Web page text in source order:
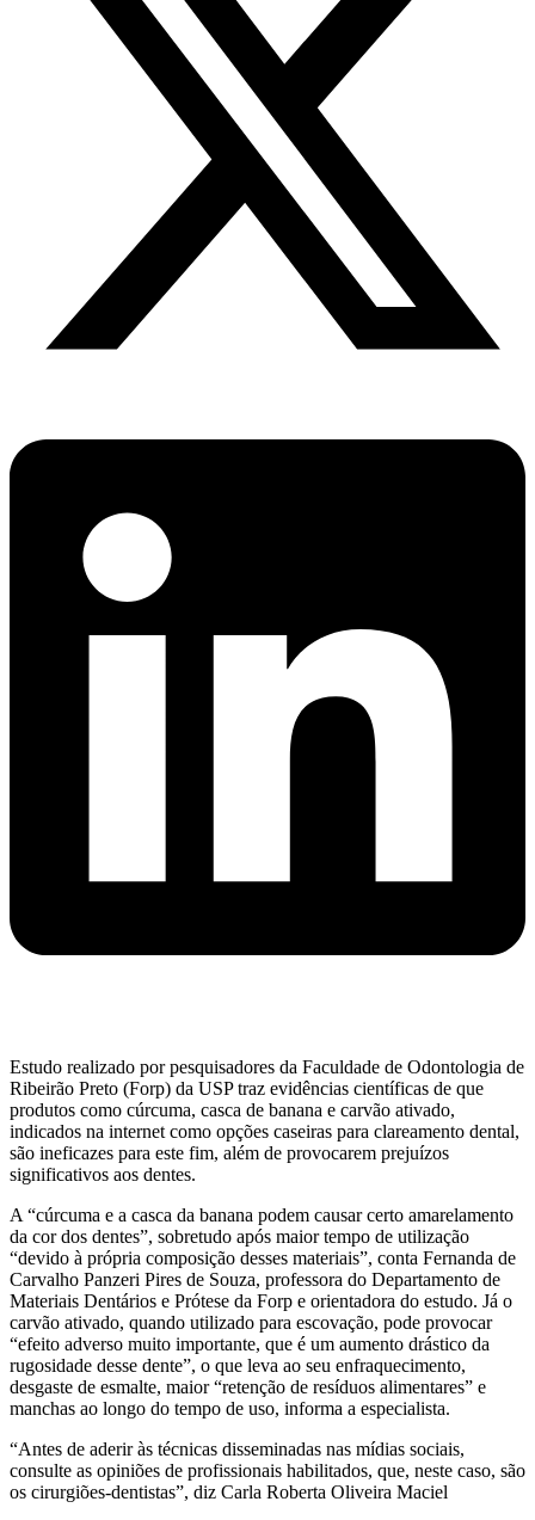
Estudo realizado por pesquisadores da Faculdade de Odontologia de
Ribeirão Preto (Forp) da USP traz evidências científicas de que
produtos como cúrcuma, casca de banana e carvão ativado,
indicados na internet como opções caseiras para clareamento dental,
são ineficazes para este fim, além de provocarem prejuízos
significativos aos dentes.
A “cúrcuma e a casca da banana podem causar certo amarelamento
da cor dos dentes”, sobretudo após maior tempo de utilização
“devido à própria composição desses materiais”, conta Fernanda de
Carvalho Panzeri Pires de Souza, professora do Departamento de
Materiais Dentários e Prótese da Forp e orientadora do estudo. Já o
carvão ativado, quando utilizado para escovação, pode provocar
“efeito adverso muito importante, que é um aumento drástico da
rugosidade desse dente”, o que leva ao seu enfraquecimento,
desgaste de esmalte, maior “retenção de resíduos alimentares” e
manchas ao longo do tempo de uso, informa a especialista.
“Antes de aderir às técnicas disseminadas nas mídias sociais,
consulte as opiniões de profissionais habilitados, que, neste caso, são
os cirurgiões-dentistas”, diz Carla Roberta Oliveira Maciel